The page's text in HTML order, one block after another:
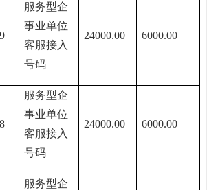
服务型企
事业单位
客服接入
号码
24000.00 6000.00
服务型企
事业单位
客服接入
号码
24000.00 6000.00
服务型企